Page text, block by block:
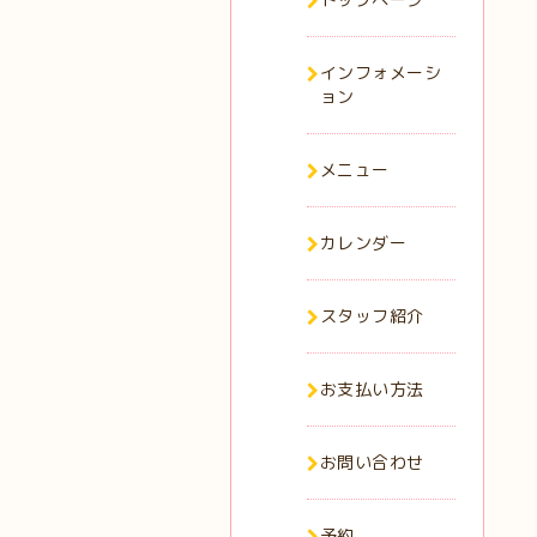
インフォメーシ
ョン
メニュー
カレンダー
スタッフ紹介
お支払い方法
お問い合わせ